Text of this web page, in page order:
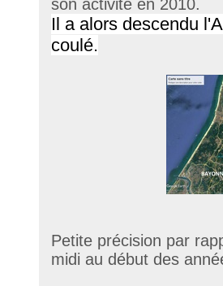
son activité en 2010.
Il a alors descendu
coulé.
Petite précision par
midi au début des